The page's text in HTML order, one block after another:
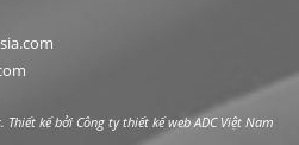
Thiết kế bởi Công ty thiết kế web ADC Việt Nam